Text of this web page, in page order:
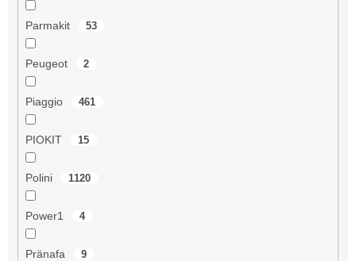
Parmakit 53
Peugeot 2
Piaggio 461
PIOKIT 15
Polini 1120
Power1 4
Pränafa 9